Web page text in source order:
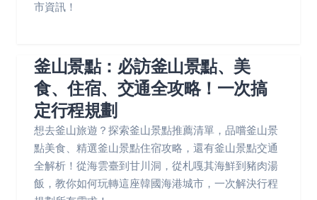
市資訊！
釜山景點：必訪釜山景點、美
食、住宿、交通全攻略！一次搞
定行程規劃
想去釜山旅遊？探索釜山景點推薦清單，品嚐釜山景
點美食、精選釜山景點住宿攻略，還有釜山景點交通
全解析！從海雲臺到甘川洞，從札嘎其海鮮到豬肉湯
飯，教你如何玩轉這座韓國海港城市，一次解決行程